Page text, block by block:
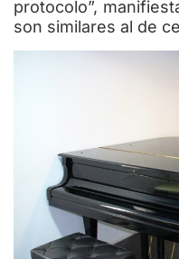
protocolo”,
son similares al de